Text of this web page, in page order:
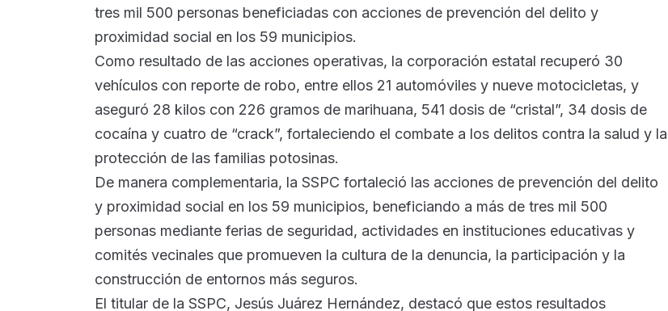
tres mil 500 personas beneficiadas con acciones de prevención del delito y
proximidad social en los 59 municipios.
Como resultado de las acciones operativas, la corporación estatal recuperó 30
vehículos con reporte de robo, entre ellos 21 automóviles y nueve motocicletas, y
aseguró 28 kilos con 226 gramos de marihuana, 541 dosis de “cristal”, 34 dosis de
cocaína y cuatro de “crack”, fortaleciendo el combate a los delitos contra la salud y la
protección de las familias potosinas.
De manera complementaria, la SSPC fortaleció las acciones de prevención del delito
y proximidad social en los 59 municipios, beneficiando a más de tres mil 500
personas mediante ferias de seguridad, actividades en instituciones educativas y
comités vecinales que promueven la cultura de la denuncia, la participación y la
construcción de entornos más seguros.
El titular de la SSPC, Jesús Juárez Hernández, destacó que estos resultados